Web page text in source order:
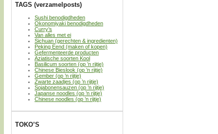
TAGS (verzamelposts)
Sushi benodigdheden
Okonomiyaki benodigdheden
Curry’s
Van alles met ei
Sichuan (gerechten & ingredienten)
Peking Eend (maken of kopen)
Gefermenteerde producten
Aziatische soorten Kool
Basilicum soorten (op ’n rijtje)
Chinese Bieslook (op ’n rijtje)
Gember (op ’n rijtje)
Zwarte zaadjes (op ’n rijtje)
Sojabonensauzen (op ’n rijtje)
Japanse noodles (op ’n rijtje)
Chinese noodles (op ’n rijtje)
TOKO’S